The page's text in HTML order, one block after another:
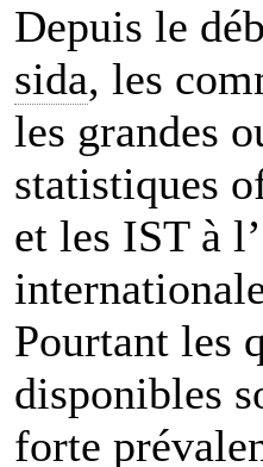
Depuis le
sida, les
les grandes
statistiques
et les IST à
Pourtant les
disponibles
forte